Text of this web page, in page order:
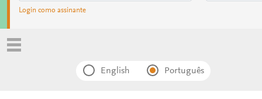
Login como assinante
English Português